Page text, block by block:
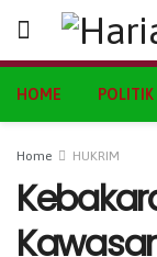
HOME
Home HUKRIM